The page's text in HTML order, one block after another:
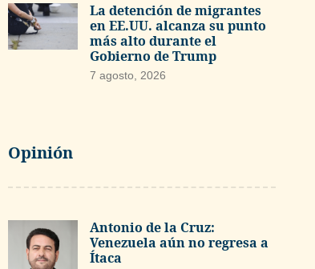
La detención de migrantes
en EE.UU. alcanza su punto
más alto durante el
Gobierno de Trump
7 agosto, 2026
Opinión
Antonio de la Cruz:
Venezuela aún no regresa a
Ítaca